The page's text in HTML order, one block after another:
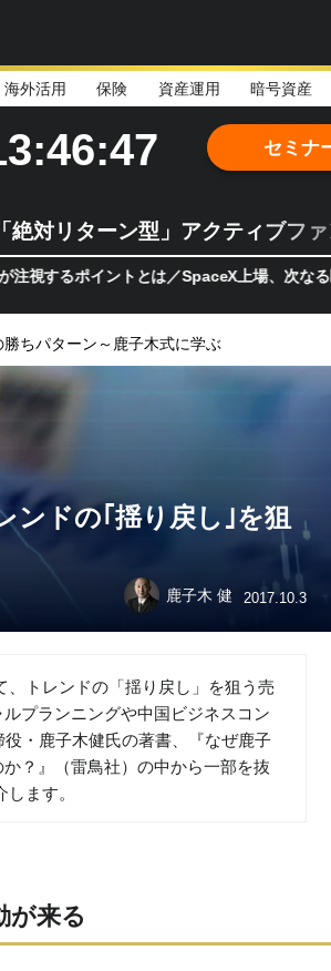
海外活用 保険 資産運用 暗号資産
対リターン型」アクティブファ
イントとは／SpaceX上場、次なる巨大市
セミナ
勝ちパターン～鹿子木式に学ぶ
ンドの｢揺り戻し｣を狙
鹿子木 健 2017.10.3
トレンドの「揺り戻し」を狙う売
プランニングや中国ビジネスコン
・鹿子木健氏の著書、『なぜ鹿子
？』（雷鳥社）の中から一部を抜
ます。
が来る